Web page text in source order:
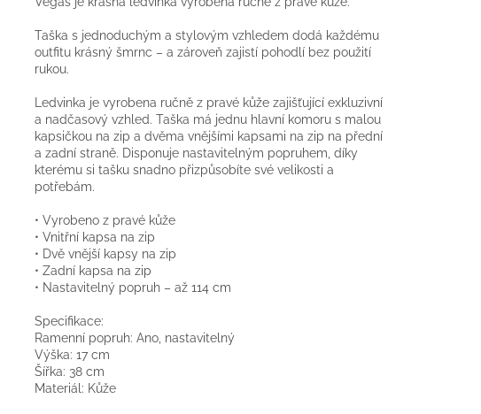
Taška s jednoduchým a stylovým vzhledem dodá každému
outfitu krásný šmrnc – a zároveň zajistí pohodlí bez použití
rukou.
Ledvinka je vyrobena ručně z pravé kůže zajišťující exkluzivní
a nadčasový vzhled. Taška má jednu hlavní komoru s malou
kapsičkou na zip a dvěma vnějšími kapsami na zip na přední
a zadní straně. Disponuje nastavitelným popruhem, díky
kterému si tašku snadno přizpůsobíte své velikosti a
potřebám.
• Vyrobeno z pravé kůže
• Vnitřní kapsa na zip
• Dvě vnější kapsy na zip
• Zadní kapsa na zip
• Nastavitelný popruh – až 114 cm
Specifikace:
Ramenní popruh: Ano, nastavitelný
Výška: 17 cm
Šířka: 38 cm
Materiál: Kůže